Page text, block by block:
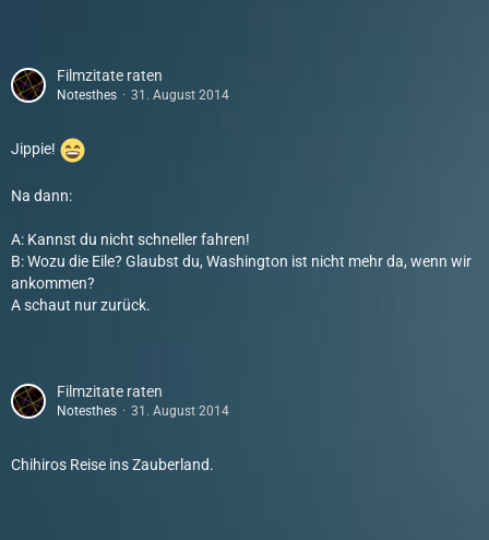
Filmzitate raten
Notesthes 31. August 2014
Jippie!
Na dann:
A: Kannst du nicht schneller fahren!
B: Wozu die Eile? Glaubst du, Washington ist nicht mehr da, wenn wir
ankommen?
A schaut nur zurück.
Filmzitate raten
Notesthes 31. August 2014
Chihiros Reise ins Zauberland.